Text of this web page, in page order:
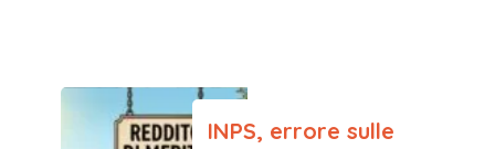
INPS, errore sulle